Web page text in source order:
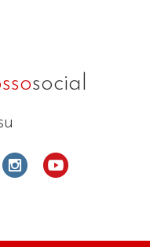
social